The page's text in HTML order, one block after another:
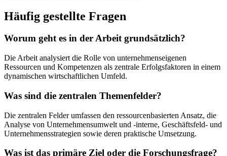
Häufig gestellte Fragen
Worum geht es in der Arbeit grundsätzlich?
Die Arbeit analysiert die Rolle von unternehmenseigenen
Ressourcen und Kompetenzen als zentrale Erfolgsfaktoren in einem
dynamischen wirtschaftlichen Umfeld.
Was sind die zentralen Themenfelder?
Die zentralen Felder umfassen den ressourcenbasierten Ansatz, die
Analyse von Unternehmensumwelt und -interne, Geschäftsfeld- und
Unternehmensstrategien sowie deren praktische Umsetzung.
Was ist das primäre Ziel oder die Forschungsfrage?